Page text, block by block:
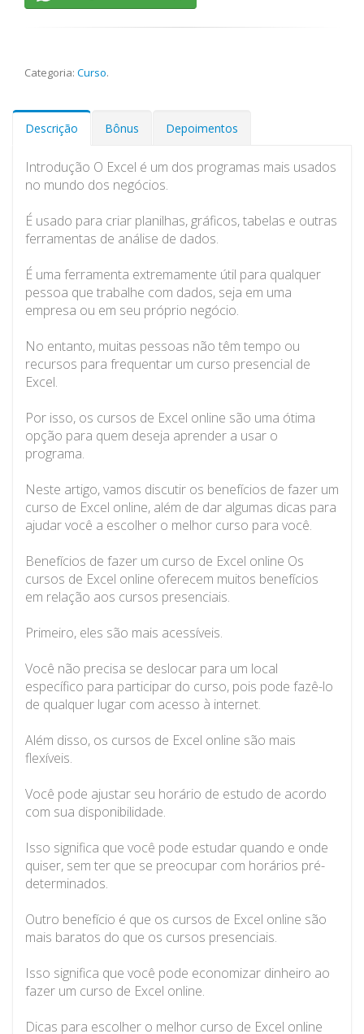
Categoria: Curso.
Descrição Bônus Depoimentos
Introdução O Excel é um dos programas mais usados
no mundo dos negócios.
É usado para criar planilhas, gráficos, tabelas e outras
ferramentas de análise de dados.
É uma ferramenta extremamente útil para qualquer
pessoa que trabalhe com dados, seja em uma
empresa ou em seu próprio negócio.
No entanto, muitas pessoas não têm tempo ou
recursos para frequentar um curso presencial de
Excel.
Por isso, os cursos de Excel online são uma ótima
opção para quem deseja aprender a usar o
programa.
Neste artigo, vamos discutir os benefícios de fazer um
curso de Excel online, além de dar algumas dicas para
ajudar você a escolher o melhor curso para você.
Benefícios de fazer um curso de Excel online Os
cursos de Excel online oferecem muitos benefícios
em relação aos cursos presenciais.
Primeiro, eles são mais acessíveis.
Você não precisa se deslocar para um local
específico para participar do curso, pois pode fazê-lo
de qualquer lugar com acesso à internet.
Além disso, os cursos de Excel online são mais
flexíveis.
Você pode ajustar seu horário de estudo de acordo
com sua disponibilidade.
Isso significa que você pode estudar quando e onde
quiser, sem ter que se preocupar com horários pré-
determinados.
Outro benefício é que os cursos de Excel online são
mais baratos do que os cursos presenciais.
Isso significa que você pode economizar dinheiro ao
fazer um curso de Excel online.
Dicas para escolher o melhor curso de Excel online